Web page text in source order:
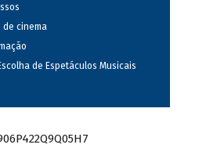
de cinema
de Espetáculos Musicais